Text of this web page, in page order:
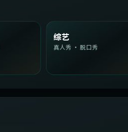
综艺
真人秀 · 脱口秀